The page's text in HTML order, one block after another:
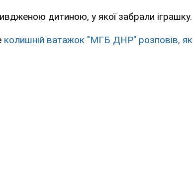
дитиною, у якої забрали іграшку.
колишній ватажок "МГБ ДНР" розповів, як